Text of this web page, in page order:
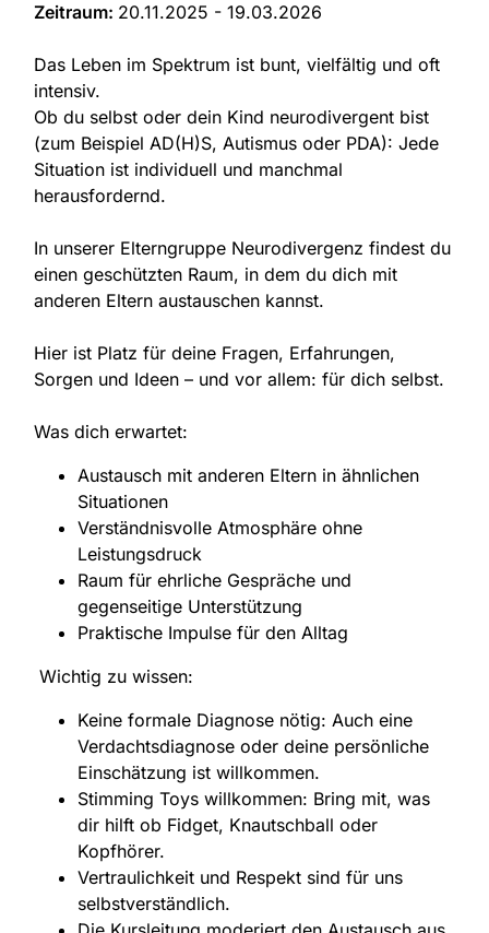
Zeitraum: 20.11.2025 - 19.03.2026
Das Leben im Spektrum ist bunt, vielfältig und oft
intensiv.
Ob du selbst oder dein Kind neurodivergent bist
(zum Beispiel AD(H)S, Autismus oder PDA): Jede
Situation ist individuell und manchmal
herausfordernd.
In unserer Elterngruppe Neurodivergenz findest du
einen geschützten Raum, in dem du dich mit
anderen Eltern austauschen kannst.
Hier ist Platz für deine Fragen, Erfahrungen,
Sorgen und Ideen – und vor allem: für dich selbst.
Was dich erwartet:
Austausch mit anderen Eltern in ähnlichen
Situationen
Verständnisvolle Atmosphäre ohne
Leistungsdruck
Raum für ehrliche Gespräche und
gegenseitige Unterstützung
Praktische Impulse für den Alltag
Wichtig zu wissen:
Keine formale Diagnose nötig: Auch eine
Verdachtsdiagnose oder deine persönliche
Einschätzung ist willkommen.
Stimming Toys willkommen: Bring mit, was
dir hilft ob Fidget, Knautschball oder
Kopfhörer.
Vertraulichkeit und Respekt sind für uns
selbstverständlich.